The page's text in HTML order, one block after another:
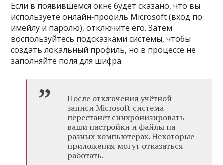
Если в появившемся окне будет сказано, что вы
используете онлайн‑профиль Microsoft (вход по
имейлу и паролю), отключите его. Затем
воспользуйтесь подсказками системы, чтобы
создать локальный профиль, но в процессе не
заполняйте поля для шифра.
После отключения учётной
записи Microsoft система
перестанет синхронизировать
ваши настройки и файлы на
разных компьютерах. Некоторые
приложения могут отказаться
работать.